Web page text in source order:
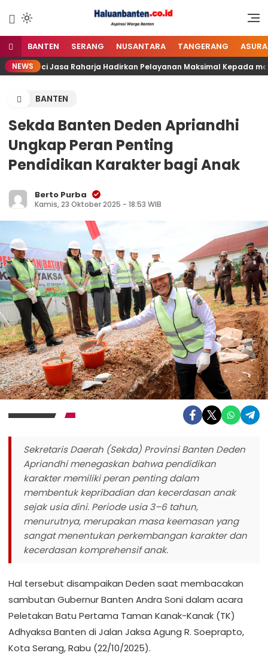
konten
Haluan Banten
Aspirasi Warga Banten
BANTEN SERANG NUSANTARA TANGERANG
NEWS
Kunci Jasa Raharja Hadirkan Pelayanan Maksimal Kepada
BANTEN
Sekda Banten Deden Apriandhi
Ungkap Peran Penting
Pendidikan Karakter bagi Anak
Berto Purba
Kamis, 23 Oktober 2025 - 18:53 WIB
Sekretaris Daerah (Sekda) Provinsi Banten Deden
Apriandhi menegaskan bahwa pendidikan
karakter memiliki peran penting dalam
membentuk kepribadian dan kecerdasan anak
sejak usia dini. Periode usia 3–6 tahun,
menurutnya, merupakan masa keemasan yang
sangat menentukan perkembangan karakter dan
kecerdasan komprehensif anak.
Hal tersebut disampaikan Deden saat membacakan
sambutan Gubernur Banten Andra Soni dalam acara
Peletakan Batu Pertama Taman Kanak-Kanak (TK)
Adhyaksa Banten di Jalan Jaksa Agung R. Soeprapto,
Kota Serang, Rabu (22/10/2025).